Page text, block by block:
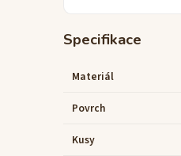
Specifikace
Materiál
Povrch
Kusy